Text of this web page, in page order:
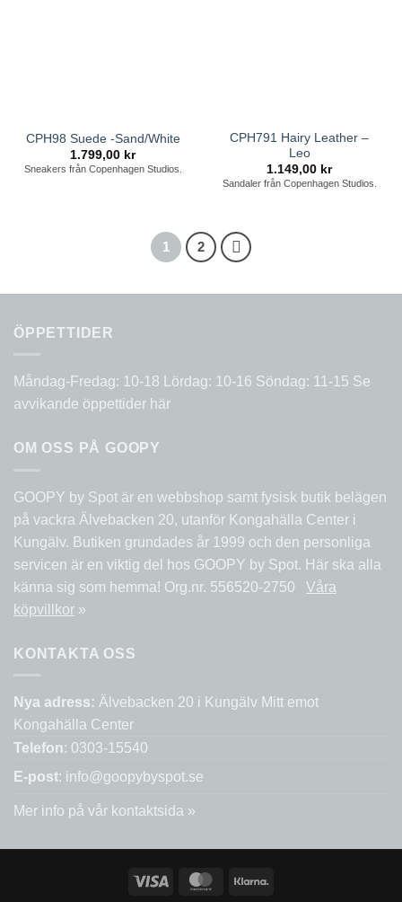
CPH98 Suede -Sand/White
1.799,00 kr
Sneakers från Copenhagen Studios.
CPH791 Hairy Leather –
Leo
1.149,00 kr
Sandaler från Copenhagen Studios.
1 2
ÖPPETTIDER
Måndag-Fredag: 10-18 Lördag: 10-16 Söndag: 11-15 Se
avvikande öppettider här
OM OSS PÅ GOOPY
GOOPY by Spot är en webbshop samt fysisk butik belägen
på vackra Älvebacken 20, utanför Kongahälla Center i
Kungälv. Butiken grundades år 1999 och den personliga
servicen är en viktig del hos GOOPY by Spot. Här ska alla
känna sig som hemma! Org.nr. 556520-2750 Våra
köpvillkor »
KONTAKTA OSS
Nya adress: Älvebacken 20 i Kungälv Mitt emot
Kongahälla Center
Telefon: 0303-15540
E-post: info@goopybyspot.se
Mer info på vår kontaktsida »
Visa MasterCard